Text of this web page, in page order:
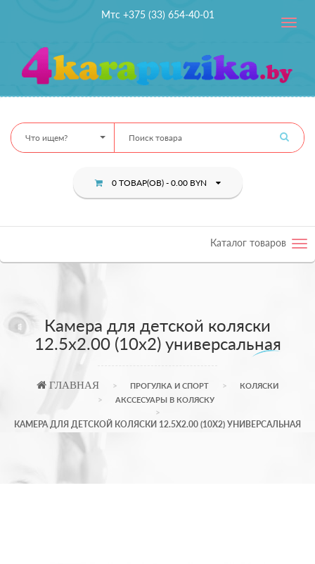
Мтс +375 (33) 654-40-01
Toggle
Что ищем?
0 ТОВАР(ОВ) - 0.00 BYN
Каталог товаров
Камера для детской коляски
12.5х2.00 (10х2) универсальная
ГЛАВНАЯ ПРОГУЛКА И СПОРТ
КОЛЯСКИ
АКССЕСУАРЫ В КОЛЯСКУ
КАМЕРА ДЛЯ ДЕТСКОЙ КОЛЯСКИ 12.5Х2.00 (10Х2) УНИВЕРСАЛЬНАЯ